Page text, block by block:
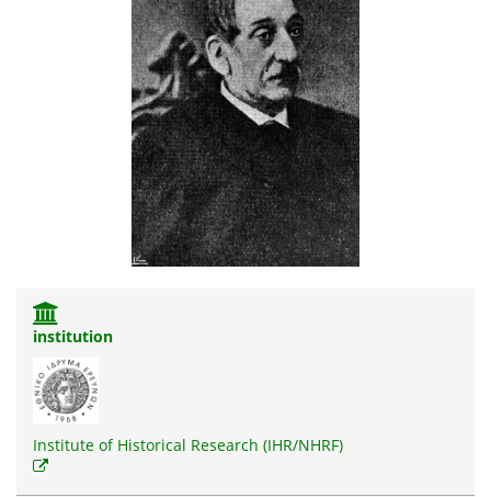
institution
Institute of Historical Research (IHR/NHRF)